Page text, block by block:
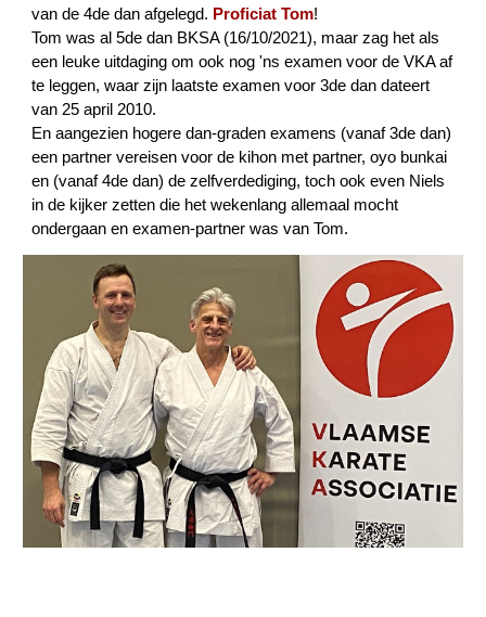
van de 4de dan afgelegd. Proficiat Tom!
Tom was al 5de dan BKSA (16/10/2021), maar zag het als
een leuke uitdaging om ook nog 'ns examen voor de VKA af
te leggen, waar zijn laatste examen voor 3de dan dateert
van 25 april 2010.
En aangezien hogere dan-graden examens (vanaf 3de dan)
een partner vereisen voor de kihon met partner, oyo bunkai
en (vanaf 4de dan) de zelfverdediging, toch ook even Niels
in de kijker zetten die het wekenlang allemaal mocht
ondergaan en examen-partner was van Tom.